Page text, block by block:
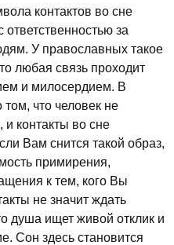
контактов во сне
за
У православных такое
любая связь проходит
и милосердием. В
том, что человек не
контакты во сне
Вам снится такой образ,
примирения,
к тем, кого Вы
не значит ждать
душа ищет живой отклик и
Сон здесь становится